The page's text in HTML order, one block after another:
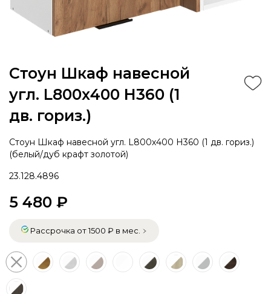
Стоун Шкаф навесной
угл. L800х400 H360 (1
дв. гориз.)
Стоун Шкаф навесной угл. L800х400 H360 (1 дв. гориз.)
(белый/дуб крафт золотой)
23.128.4896
5 480 ₽
Рассрочка от 1500 ₽ в мес.